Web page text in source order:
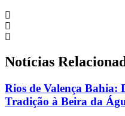
Notícias
Rios de Valença Bahia:
Tradição à Beira da